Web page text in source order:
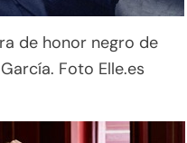
de honor negro de
Foto Elle.es